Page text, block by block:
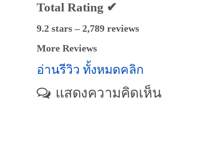
Total Rating ✔
9.2 stars – 2,789 reviews
More Reviews
อ่านรีวิว ทั้งหมดคลิก
แสดงความคิดเห็น